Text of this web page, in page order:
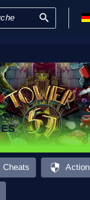
Cheats Action